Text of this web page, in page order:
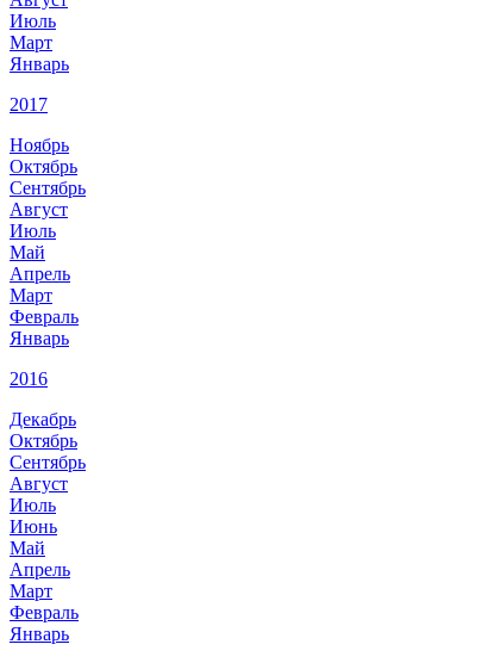
Июль
Март
Январь
2017
Ноябрь
Октябрь
Сентябрь
Август
Июль
Май
Апрель
Март
Февраль
Январь
2016
Декабрь
Октябрь
Сентябрь
Август
Июль
Июнь
Май
Апрель
Март
Февраль
Январь